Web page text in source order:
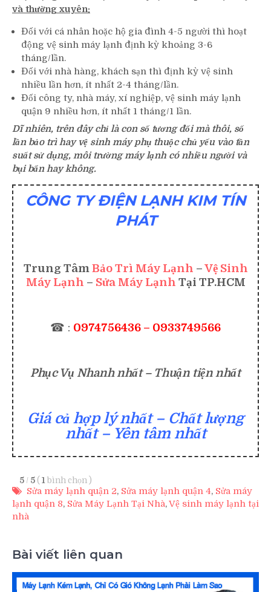
và thường xuyên:
Đối với cá nhân hoặc hộ gia đình 4-5 người thì hoạt
động vệ sinh máy lạnh định kỳ khoảng 3-6
tháng/lần.
Đối với nhà hàng, khách sạn thì định kỳ vệ sinh
nhiều lần hơn, ít nhất 2-4 tháng/lần.
Đối công ty, nhà máy, xí nghiệp, vệ sinh máy lạnh
quận 9 nhiều hơn, ít nhất 1 tháng/1 lần.
Dĩ nhiên, trên đây chỉ là con số tương đối mà thôi, số
lần bảo trì hay vệ sinh máy phụ thuộc chủ yếu vào tần
suất sử dụng, môi trường máy lạnh có nhiều người và
bụi bẩn hay không.
CÔNG TY ĐIỆN LẠNH KIM TÍN
PHÁT
Trung Tâm Bảo Trì Máy Lạnh –Vệ Sinh
Máy Lạnh – Sửa Máy Lạnh Tại TP.HCM
☎ : 0974756436 – 0933749566
Phục Vụ Nhanh nhất – Thuận tiện nhất
Giá cả hợp lý nhất – Chất lượng
nhất – Yên tâm nhất
5 / 5 ( 1 bình chọn )
Sửa máy lạnh quận 2, Sửa máy lạnh quận 4, Sửa máy
lạnh quận 8, Sửa Máy Lạnh Tại Nhà,Vệ sinh máy lạnh tại
nhà
Bài viết liên quan